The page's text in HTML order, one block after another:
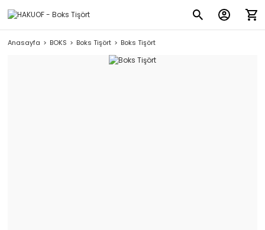
Anasayfa BOKS Boks Tişört Boks Tişört